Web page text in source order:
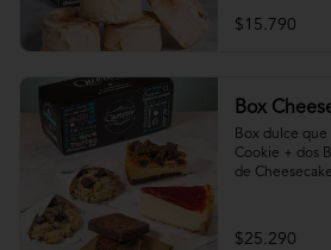
$15.790
Box
Box dulce
Cookie + dos
de
$25.290